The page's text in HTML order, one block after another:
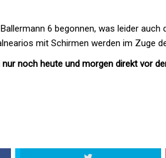
6 begonnen, was leider auch
mit Schirmen werden im Zuge
noch heute und morgen direkt vor